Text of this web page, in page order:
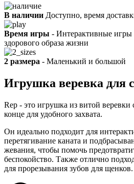
В наличии Доступно, время
Время игры - Интерактивные
здорового образа жизни
2 размера - Маленький и большой
Игрушка веревка для
Rep - это игрушка из витой
конце для удобного захвата.
Он идеально подходит для
перетягивание каната и
жевания, чтобы помочь
беспокойство. Также отлично
для прорезывания зубов для щенков.